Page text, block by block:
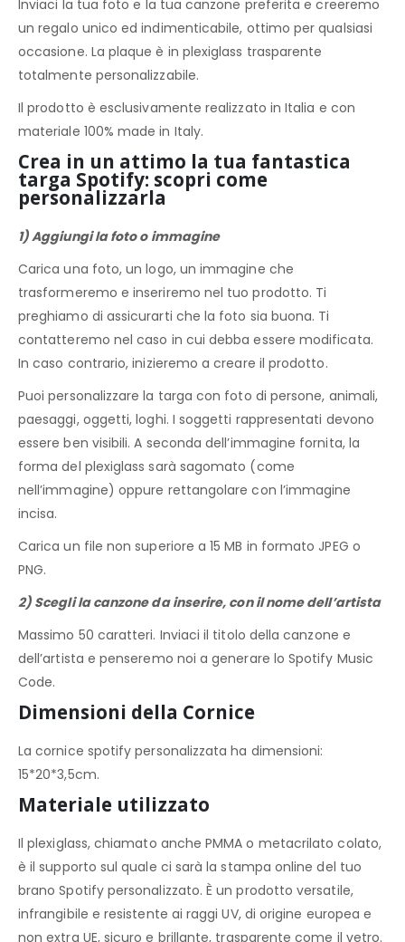
Inviaci la tua foto e la tua canzone preferita e creeremo
un regalo unico ed indimenticabile, ottimo per qualsiasi
occasione. La plaque è in plexiglass trasparente
totalmente personalizzabile.
Il prodotto è esclusivamente realizzato in Italia e con
materiale 100% made in Italy.
Crea in un attimo la tua fantastica
targa Spotify: scopri come
personalizzarla
1) Aggiungi la foto o immagine
Carica una foto, un logo, un immagine che
trasformeremo e inseriremo nel tuo prodotto. Ti
preghiamo di assicurarti che la foto sia buona. Ti
contatteremo nel caso in cui debba essere modificata.
In caso contrario, inizieremo a creare il prodotto.
Puoi personalizzare la targa con foto di persone, animali,
paesaggi, oggetti, loghi. I soggetti rappresentati devono
essere ben visibili. A seconda dell’immagine fornita, la
forma del plexiglass sarà sagomato (come
nell’immagine) oppure rettangolare con l’immagine
incisa.
Carica un file non superiore a 15 MB in formato JPEG o
PNG.
2) Scegli la canzone da inserire, con il nome dell’artista
Massimo 50 caratteri. Inviaci il titolo della canzone e
dell’artista e penseremo noi a generare lo Spotify Music
Code.
Dimensioni della Cornice
La cornice spotify personalizzata ha dimensioni:
15*20*3,5cm.
Materiale utilizzato
Il plexiglass, chiamato anche PMMA o metacrilato colato,
è il supporto sul quale ci sarà la stampa online del tuo
brano Spotify personalizzato. È un prodotto versatile,
infrangibile e resistente ai raggi UV, di origine europea e
non extra UE, sicuro e brillante, trasparente come il vetro.